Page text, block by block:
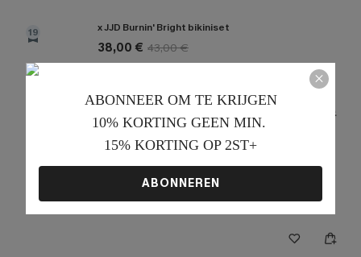
19 x JJD Burnin' Bright bikiniset
38,00 € 43,00 €
Bikini set met bloemenprint in palmentinten
46,00 €
ABONNEER OM TE KRIJGEN﻿
10% KORTING GEEN MIN.
15% KORTING OP 2ST+
ABONNEREN